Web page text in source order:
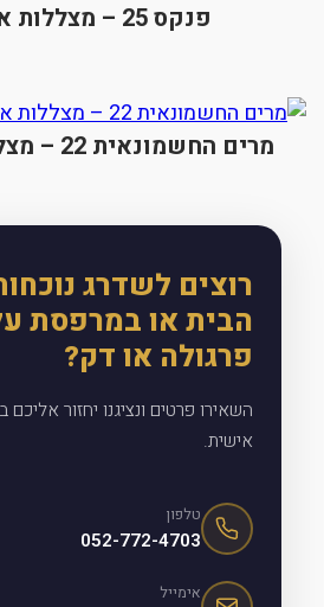
פנקס 25 – מצללות אלומיניום
מרים החשמונאית 22 – מצללות אלומיניום
רוצים לשדרג
הבית או במרפסת
פרגולה או דק?
השאירו פרטים ונציגנו יחזור
אישית.
טלפון
052-772-4703
אימייל